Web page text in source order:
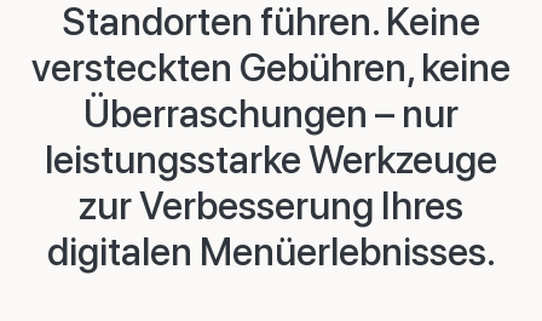
Standorten führen. Keine
versteckten Gebühren, keine
Überraschungen – nur
leistungsstarke Werkzeuge
zur Verbesserung Ihres
digitalen Menüerlebnisses.